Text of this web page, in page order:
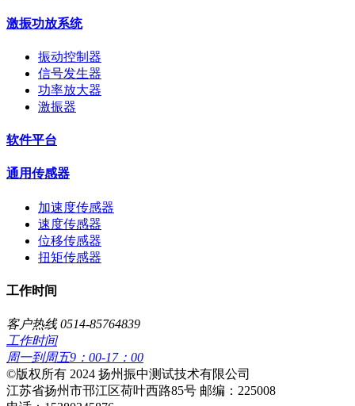
激振功放系统
振动控制器
信号发生器
功率放大器
激振器
软件平台
通用传感器
加速度传感器
速度传感器
位移传感器
扭矩传感器
工作时间
客户热线 0514-85764839
工作时间
周一到周五9：00-17：00
​©版权所有 2024 扬州振中测试技术有限公司
江苏省扬州市邗江区荷叶西路85号 邮编：225008